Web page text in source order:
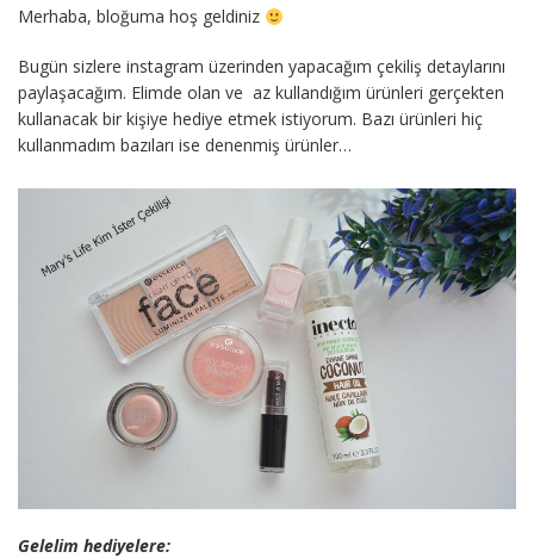
Merhaba, bloğuma hoş geldiniz
Bugün sizlere instagram üzerinden yapacağım çekiliş detaylarını
paylaşacağım. Elimde olan ve az kullandığım ürünleri gerçekten
kullanacak bir kişiye hediye etmek istiyorum. Bazı ürünleri hiç
kullanmadım bazıları ise denenmiş ürünler…
Gelelim hediyelere: